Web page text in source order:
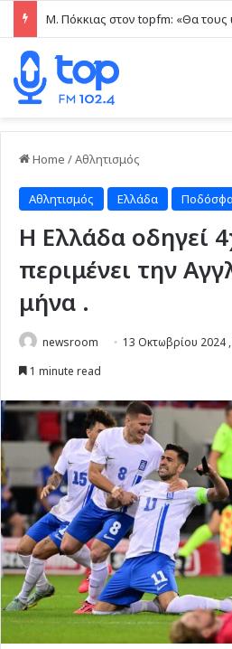
Home /Αθλητισμός
Αθλητισμός Ελλάδα
Η Ελλάδα οδηγεί
περιμένει την
μήνα .
newsroom 13 Οκτωβρίου 2024
1 minute read